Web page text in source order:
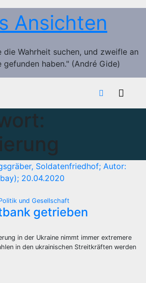
Ansichten
die Wahrheit suchen, und zweifle an
gefunden haben." (André Gide)
und Gesellschaft
getrieben
in der Ukraine nimmt immer extremere
in den ukrainischen Streitkräften werden